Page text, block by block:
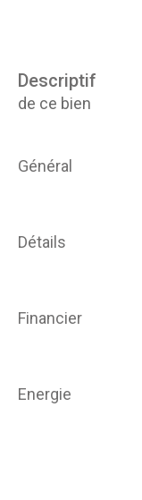
descriptif
de ce bien
Général
Détails
Financier
Energie